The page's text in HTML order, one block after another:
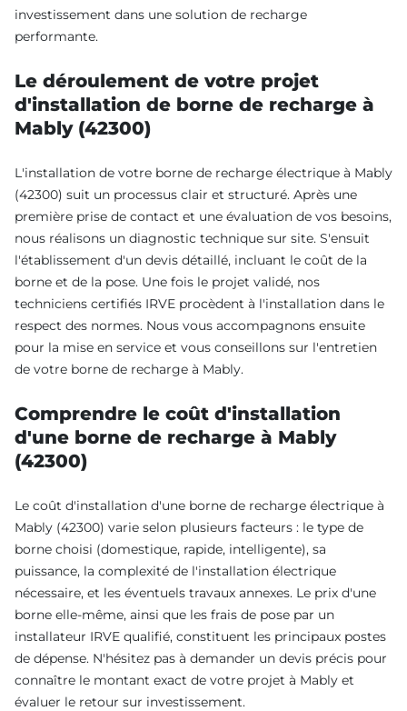
investissement dans une solution de recharge
performante.
Le déroulement de votre projet
d'installation de borne de recharge à
Mably (42300)
L'installation de votre borne de recharge électrique à Mably
(42300) suit un processus clair et structuré. Après une
première prise de contact et une évaluation de vos besoins,
nous réalisons un diagnostic technique sur site. S'ensuit
l'établissement d'un devis détaillé, incluant le coût de la
borne et de la pose. Une fois le projet validé, nos
techniciens certifiés IRVE procèdent à l'installation dans le
respect des normes. Nous vous accompagnons ensuite
pour la mise en service et vous conseillons sur l'entretien
de votre borne de recharge à Mably.
Comprendre le coût d'installation
d'une borne de recharge à Mably
(42300)
Le coût d'installation d'une borne de recharge électrique à
Mably (42300) varie selon plusieurs facteurs : le type de
borne choisi (domestique, rapide, intelligente), sa
puissance, la complexité de l'installation électrique
nécessaire, et les éventuels travaux annexes. Le prix d'une
borne elle-même, ainsi que les frais de pose par un
installateur IRVE qualifié, constituent les principaux postes
de dépense. N'hésitez pas à demander un devis précis pour
connaître le montant exact de votre projet à Mably et
évaluer le retour sur investissement.